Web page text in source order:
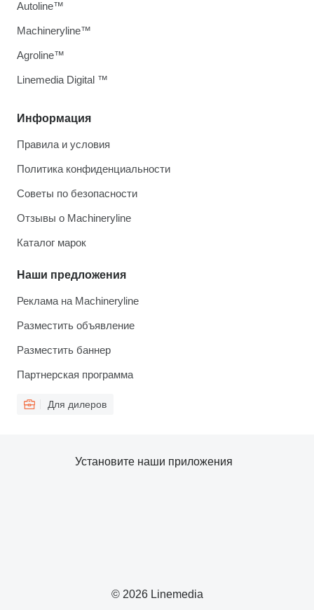
Информация
Правила и условия
Политика конфиденциальности
Советы по безопасности
Отзывы о Machineryline
Каталог марок
Наши предложения
Реклама на Machineryline
Разместить объявление
Разместить баннер
Партнерская программа
Для дилеров
Autoline™
Machineryline™
Agroline™
Linemedia Digital ™
© 2026 Linemedia
Установите наши приложения